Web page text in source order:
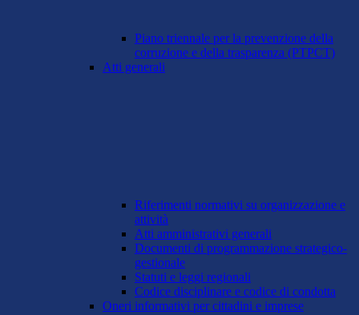
Piano triennale per la prevenzione della
corruzione e della trasparenza (PTPCT)
Atti generali
Riferimenti normativi su organizzazione e
attività
Atti amministrativi generali
Documenti di programmazione strategico-
gestionale
Statuti e leggi regionali
Codice disciplinare e codice di condotta
Oneri informativi per cittadini e imprese